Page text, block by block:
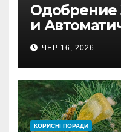
Одобрение
и
на
Проверь
ЧЕР 16, 2026
КОРИСНІ ПОРАДИ